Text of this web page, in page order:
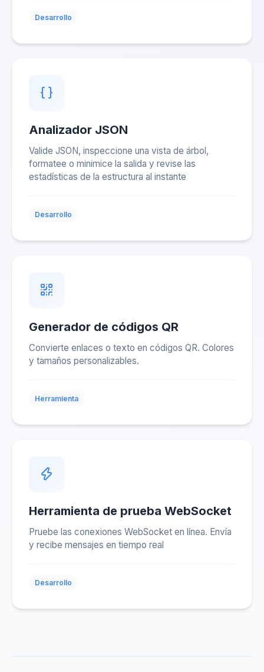
Desarrollo
Analizador JSON
Valide JSON, inspeccione una vista de árbol,
formatee o minimice la salida y revise las
estadísticas de la estructura al instante
Desarrollo
Generador de códigos QR
Convierte enlaces o texto en códigos QR. Colores
y tamaños personalizables.
Herramienta
Herramienta de prueba WebSocket
Pruebe las conexiones WebSocket en línea. Envía
y recibe mensajes en tiempo real
Desarrollo